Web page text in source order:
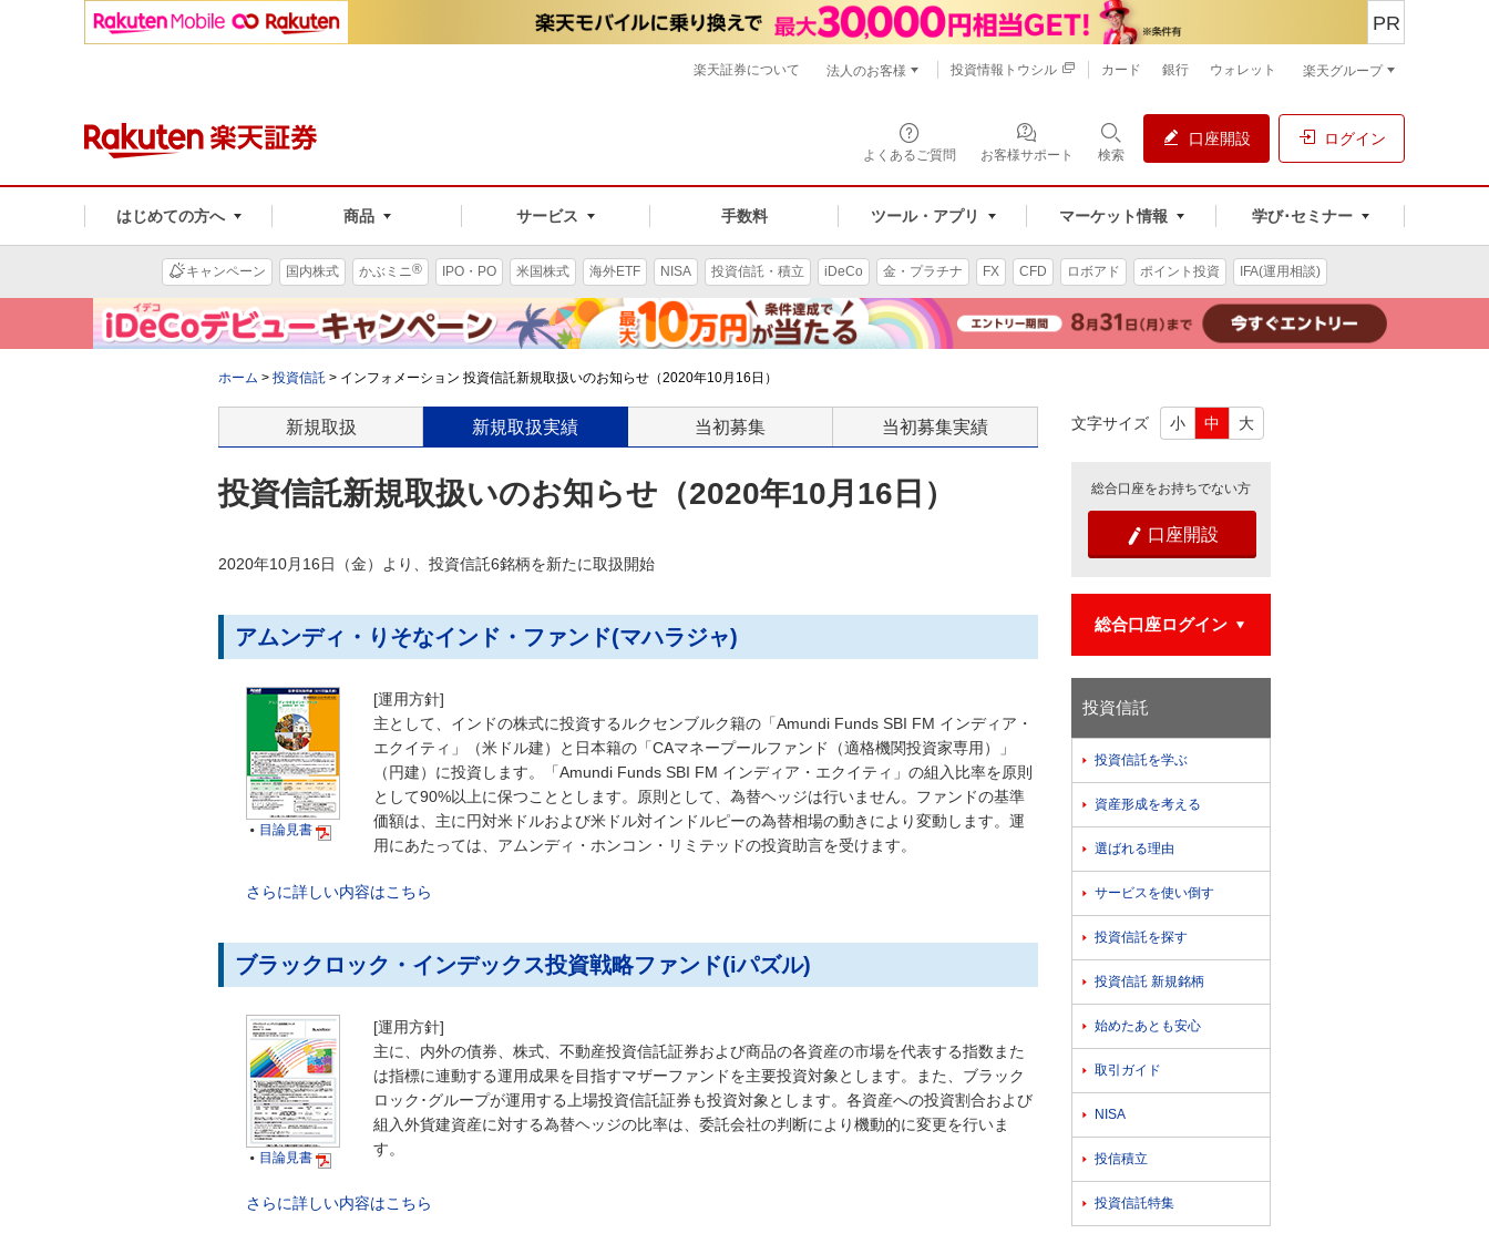
よくあるご質問 お客様サポート 検索
口座開設 ログイン
はじめての方へ 商品 サービス 手数料 ツール・アプリ マーケット情報 学び･セミナー
PR
楽天証券について 法人のお客様 投資情報トウシル カード 銀行 ウォレット 楽天グループ
キャンペーン 国内株式 かぶミニ® IPO・PO 米国株式 海外ETF NISA 投資信託・積立 iDeCo 金・プラチナ FX CFD ロボアド ポイント投資 IFA(運用相談)
ホーム > 投資信託 > インフォメーション 投資信託新規取扱いのお知らせ（2020年10月16日）
新規取扱 新規取扱実績 当初募集 当初募集実績
投資信託新規取扱いのお知らせ（2020年10月16日）
2020年10月16日（金）より、投資信託6銘柄を新たに取扱開始
アムンディ・りそなインド・ファンド(マハラジャ)
 目論見書
[運用方針]
主として、インドの株式に投資するルクセンブルク籍の「Amundi Funds SBI FM インディア・
エクイティ」（米ドル建）と日本籍の「CAマネープールファンド（適格機関投資家専用）」
（円建）に投資します。「Amundi Funds SBI FM インディア・エクイティ」の組入比率を原則
として90%以上に保つこととします。原則として、為替ヘッジは行いません。ファンドの基準
価額は、主に円対米ドルおよび米ドル対インドルピーの為替相場の動きにより変動します。運
用にあたっては、アムンディ・ホンコン・リミテッドの投資助言を受けます。
さらに詳しい内容はこちら
ブラックロック・インデックス投資戦略ファンド(iパズル)
 目論見書
[運用方針]
主に、内外の債券、株式、不動産投資信託証券および商品の各資産の市場を代表する指数また
は指標に連動する運用成果を目指すマザーファンドを主要投資対象とします。また、ブラック
ロック･グループが運用する上場投資信託証券も投資対象とします。各資産への投資割合および
組入外貨建資産に対する為替ヘッジの比率は、委託会社の判断により機動的に変更を行いま
す。
さらに詳しい内容はこちら
文字サイズ 小 中 大
総合口座をお持ちでない方
 口座開設
総合口座ログイン
投資信託
 投資信託を学ぶ
 資産形成を考える
 選ばれる理由
 サービスを使い倒す
 投資信託を探す
 投資信託 新規銘柄
 始めたあとも安心
 取引ガイド
 NISA
 投信積立
 投資信託特集